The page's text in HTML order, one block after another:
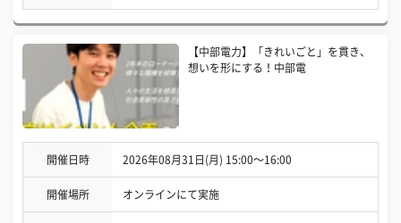
【中部電力】「きれいごと」を貫き、
想いを形にする！中部電
開催日時 2026年08月31日(月) 15:00〜16:00
開催場所 オンラインにて実施